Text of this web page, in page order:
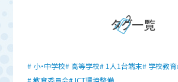
タグ一覧
小・中学校 高等学校 1人1台端末 学校教育
教育委員会 ICT環境整備